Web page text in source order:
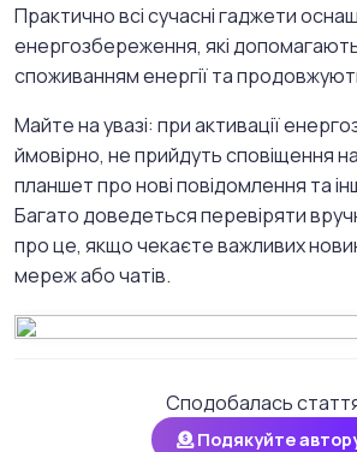
Практично всі сучасні гаджети
енергозбереження, які
споживанням енергії та
Майте на увазі: при активації
ймовірно, не прийдуть сповіщення
планшет про нові повідомлення та
Багато доведеться перевіряти
про це, якщо чекаєте важливих
мереж або чатів.
Сподобалась
Подякуйте